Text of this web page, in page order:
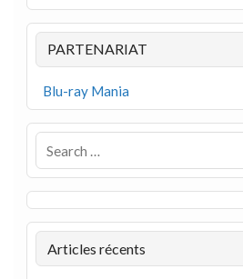
PARTENARIAT
Blu-ray Mania
Articles récents